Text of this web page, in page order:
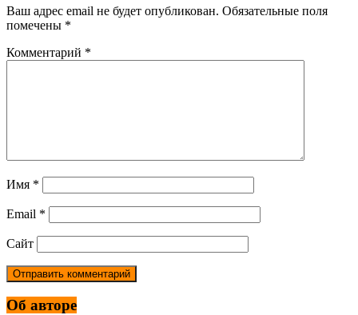
Ваш адрес email не будет опубликован. Обязательные поля
помечены *
Комментарий *
Имя *
Email *
Сайт
Об авторе